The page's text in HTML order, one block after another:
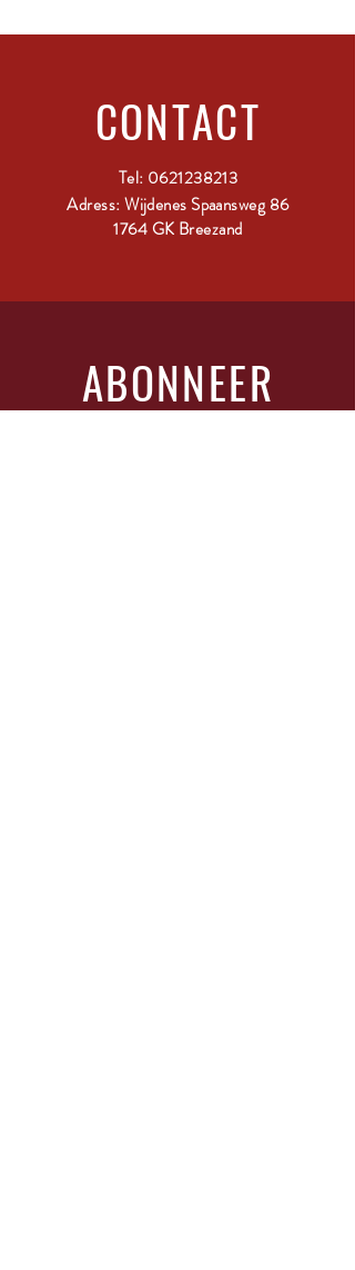
CONTACT
Tel: 0621238213
Adress: Wijdenes Spaansweg 86
1764 GK Breezand
ABONNEER